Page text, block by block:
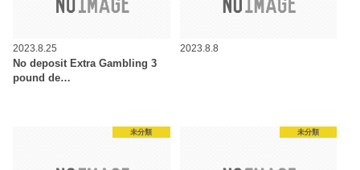
2023.8.25
No deposit Extra Gambling 3
pound de…
2023.8.8
未分類 未分類